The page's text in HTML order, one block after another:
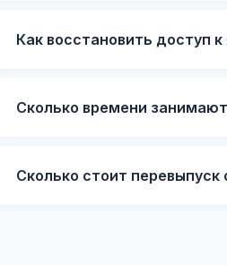
Как восстановить доступ
Сколько времени
Сколько стоит перевыпуск